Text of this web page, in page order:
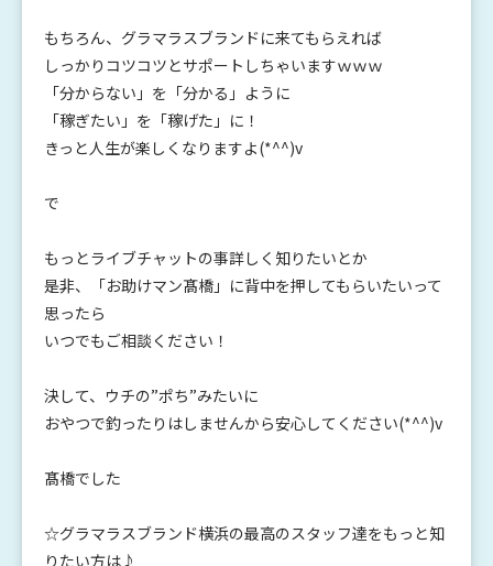
もちろん、グラマラスブランドに来てもらえれば
しっかりコツコツとサポートしちゃいますｗｗｗ
「分からない」を「分かる」ように
「稼ぎたい」を「稼げた」に！
きっと人生が楽しくなりますよ(*^^)v
で
もっとライブチャットの事詳しく知りたいとか
是非、「お助けマン髙橋」に背中を押してもらいたいって
思ったら
いつでもご相談ください！
決して、ウチの”ポち”みたいに
おやつで釣ったりはしませんから安心してください(*^^)v
髙橋でした
☆グラマラスブランド横浜の最高のスタッフ達をもっと知
りたい方は♪